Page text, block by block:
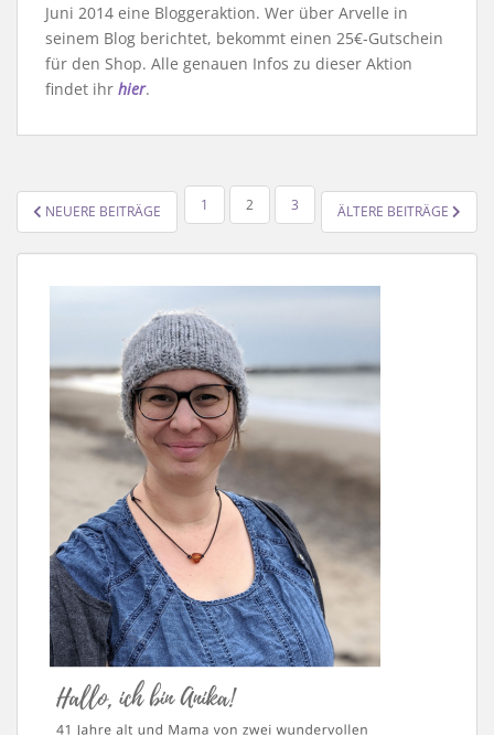
Juni 2014 eine Bloggeraktion. Wer über Arvelle in
seinem Blog berichtet, bekommt einen 25€-Gutschein
für den Shop. Alle genauen Infos zu dieser Aktion
findet ihr hier.
SEITENNUMMERIERUNG
DER
BEITRÄGE
NEUERE BEITRÄGE 1 2 3 ÄLTERE BEITRÄGE